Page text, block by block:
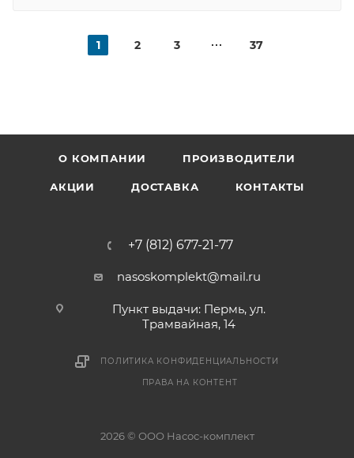
1 2 3 37
О КОМПАНИИ ПРОИЗВОДИТЕЛИ
АКЦИИ ДОСТАВКА КОНТАКТЫ
+7 (812) 677-21-77
nasoskomplekt@mail.ru
Пункт выдачи: Пермь, ул.
Трамвайная, 14
ПОЛИТИКА КОНФИДЕНЦИАЛЬНОСТИ
ПРАВА НА КОНТЕНТ
2026 © ООО Насос-комплект